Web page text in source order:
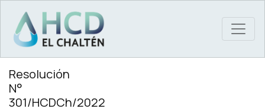
MAIN NAVIGATION
Resolución
N°
301/HCDCh/2022